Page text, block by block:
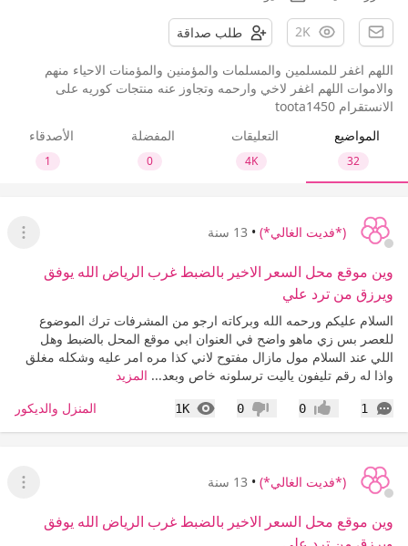
2K طلب صداقة
اللهم اغفر للمسلمين والمسلمات والمؤمنين والمؤمنات الاحياء منهم
والاموات اللهم اغفر لاخي وارحمه وتجاوز عنه منتجات كوريه على
الانستقرام toota1450
المواضيع
32
التعليقات
4K
المفضلة
0
الأصدقاء
1
(*فديت الغالي*) • 13 سنة
عرض
وين موقع محل السعر الاخير بالضبط غرب الرياض الله يوفق
ويرزق من ترد علي
السلام عليكم ورحمه الله وبركاته ارجو من المشرفات ترك الموضوع
للعصر بس زي ماهو واضح في العنوان ابي موقع المحل بالضبط وهل
اللي عند السلام مول مازال مفتوح لاني كذا مره امر عليه وشكله مغلق
واذا له رقم تليفون ياليت ترسلونه خاص وبعد... المزيد
1
التعليقات إعجاب0 عدم إعجاب
0
1K
المشاهدات المنزل والديكور
(*فديت الغالي*) • 13 سنة
عرض
وين موقع محل السعر الاخير بالضبط غرب الرياض الله يوفق